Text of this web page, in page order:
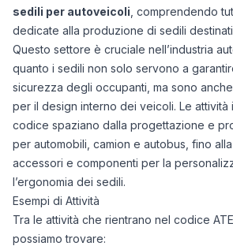
sedili per autoveicoli , comprendendo
dedicate alla produzione di sedili
Questo settore è cruciale nell’industria
quanto i sedili non solo servono a
sicurezza degli occupanti, ma sono
per il design interno dei veicoli. Le attività
codice spaziano dalla progettazione e
per automobili, camion e autobus, fino
accessori e componenti per la
l’ergonomia dei sedili.
Esempi di Attività
Tra le attività che rientrano nel codice
possiamo trovare: